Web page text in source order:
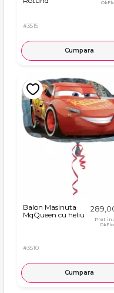
#3515
Cumpara
Balon Masinuta
MqQueen cu heliu
#3510
Pret in
Cumpara